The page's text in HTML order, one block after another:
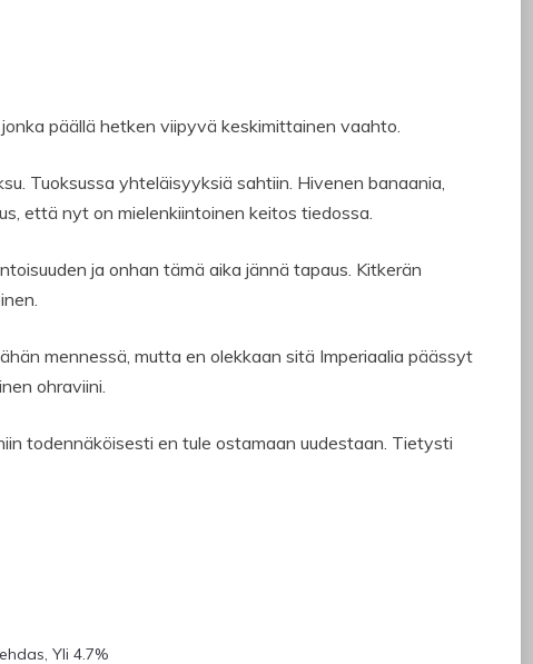
päällä hetken viipyvä keskimittainen vaahto.
Tuoksussa yhteläisyyksiä sahtiin. Hivenen banaania,
että nyt on mielenkiintoinen keitos tiedossa.
ja onhan tämä aika jännä tapaus. Kitkerän
mennessä, mutta en olekkaan sitä Imperiaalia päässyt
ohraviini.
todennäköisesti en tule ostamaan uudestaan. Tietysti
, Yli 4.7%